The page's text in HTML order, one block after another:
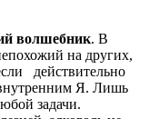
волшебник. В
на других,
действительно
Я. Лишь
задачи.